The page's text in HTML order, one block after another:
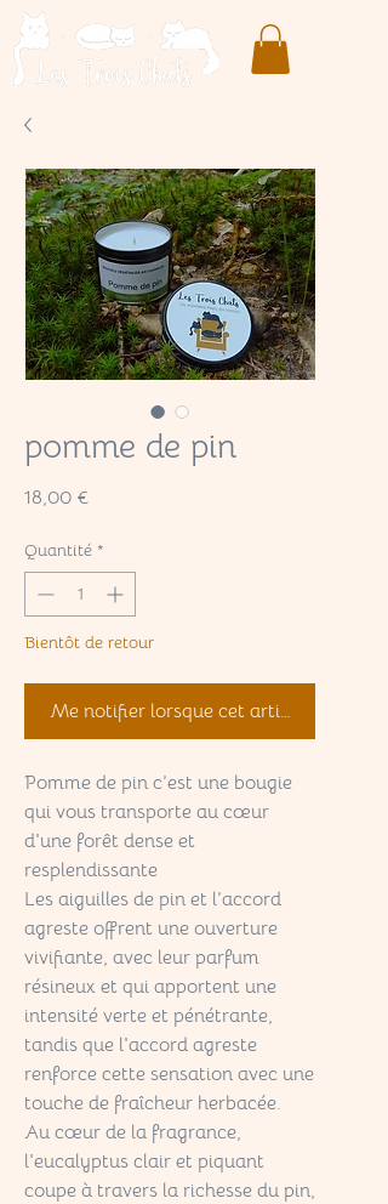
pomme de pin
18,00 €
Quantité *
Bientôt de retour
Me notifier lorsque cet article est
Pomme de pin c’est une bougie
qui vous transporte au cœur
d'une forêt dense et
resplendissante
Les aiguilles de pin et l’accord
agreste offrent une ouverture
vivifiante, avec leur parfum
résineux et qui apportent une
intensité verte et pénétrante,
tandis que l'accord agreste
renforce cette sensation avec une
touche de fraîcheur herbacée.
Au cœur de la fragrance,
l'eucalyptus clair et piquant
coupe à travers la richesse du pin,